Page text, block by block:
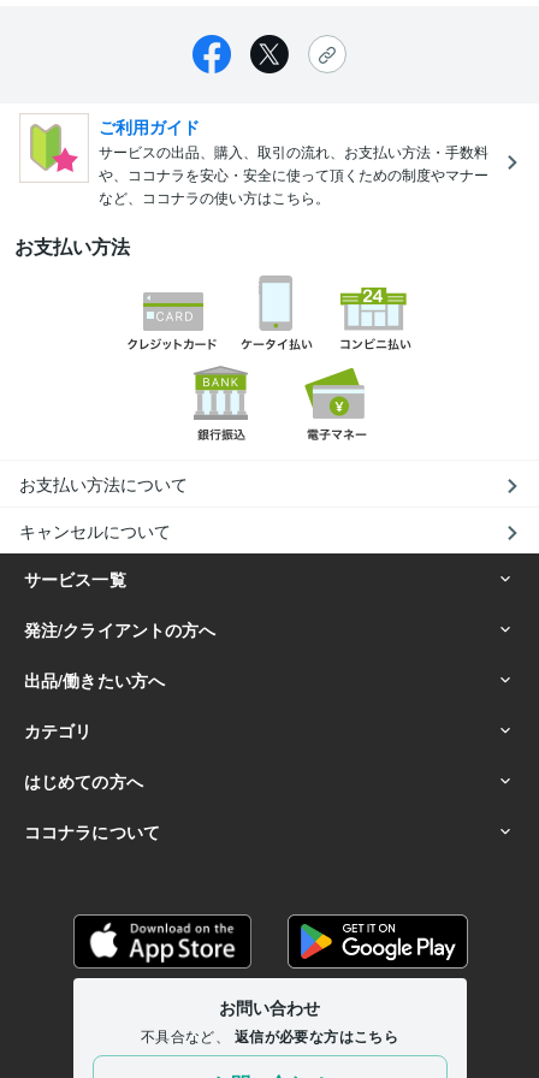
ご利用ガイド
サービスの出品、購入、取引の流れ、お支払い方法・手数料
や、ココナラを安心・安全に使って頂くための制度やマナー
など、ココナラの使い方はこちら。
お支払い方法
お支払い方法について
キャンセルについて